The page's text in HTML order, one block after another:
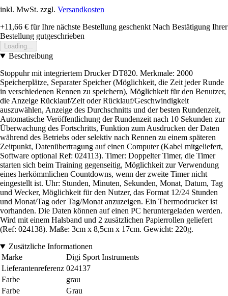
inkl. MwSt. zzgl. Versandkosten
+11,66 € für Ihre nächste Bestellung geschenkt Nach Bestätigung Ihrer
Bestellung gutgeschrieben
Loading...
Beschreibung
Stoppuhr mit integriertem Drucker DT820. Merkmale: 2000
Speicherplätze, Separater Speicher (Möglichkeit, die Zeit jeder Runde
in verschiedenen Rennen zu speichern), Möglichkeit für den Benutzer,
die Anzeige Rücklauf/Zeit oder Rücklauf/Geschwindigkeit
auszuwählen, Anzeige des Durchschnitts und der besten Rundenzeit,
Automatische Veröffentlichung der Rundenzeit nach 10 Sekunden zur
Überwachung des Fortschritts, Funktion zum Ausdrucken der Daten
während des Betriebs oder selektiv nach Rennen zu einem späteren
Zeitpunkt, Datenübertragung auf einen Computer (Kabel mitgeliefert,
Software optional Ref: 024113). Timer: Doppelter Timer, die Timer
starten sich beim Training gegenseitig, Möglichkeit zur Verwendung
eines herkömmlichen Countdowns, wenn der zweite Timer nicht
eingestellt ist. Uhr: Stunden, Minuten, Sekunden, Monat, Datum, Tag
und Wecker, Möglichkeit für den Nutzer, das Format 12/24 Stunden
und Monat/Tag oder Tag/Monat anzuzeigen. Ein Thermodrucker ist
vorhanden. Die Daten können auf einen PC heruntergeladen werden.
Wird mit einem Halsband und 2 zusätzlichen Papierrollen geliefert
(Ref: 024138). Maße: 3cm x 8,5cm x 17cm. Gewicht: 220g.
Zusätzliche Informationen
Marke
Digi Sport Instruments
Lieferantenreferenz 024137
Farbe
grau
Farbe
Grau